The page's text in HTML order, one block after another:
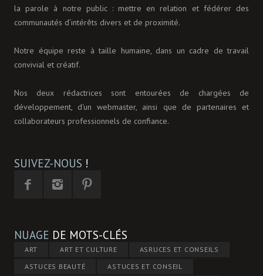
la parole à notre public : mettre en relation et fédérer des
communautés d’intérêts divers et de proximité.
Notre équipe reste à taille humaine, dans un cadre de travail
convivial et créatif.
Nos deux rédactrices sont entourées de chargées de
développement, d'un webmaster, ainsi que de partenaires et
collaborateurs professionnels de confiance.
SUIVEZ-NOUS !
NUAGE DE MOTS-CLÉS
ART ART ET CULTURE
ASRUCES ET CONSEILS
ASTUCES BEAUTÉ
ASTUCES ET CONSEIL